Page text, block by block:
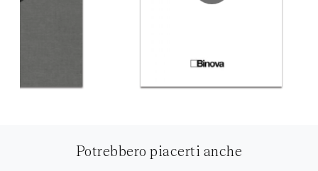
Potrebbero piacerti anche